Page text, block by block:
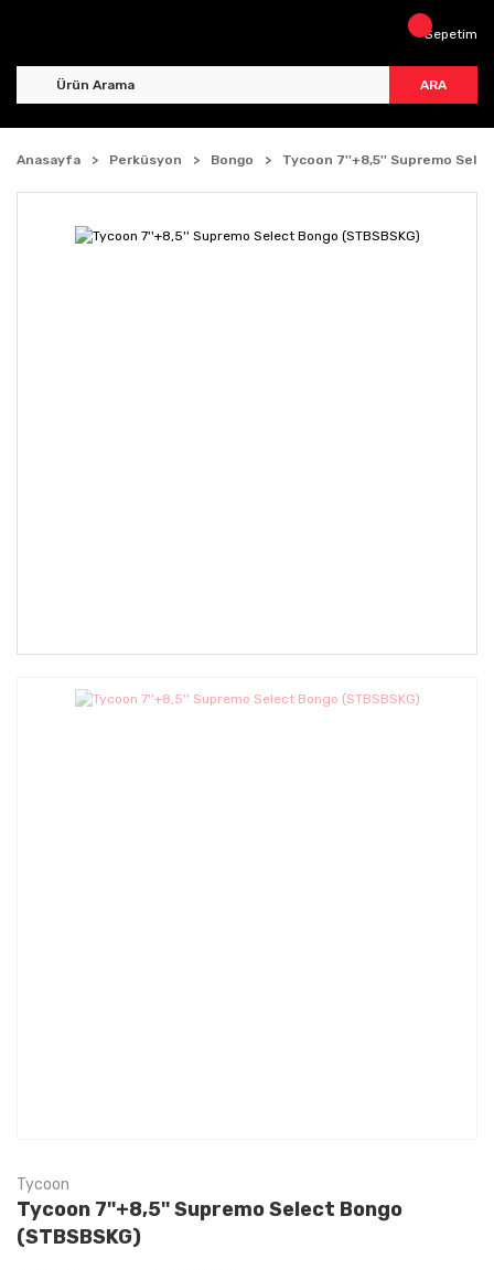
ARA
Sepetim
Anasayfa Perküsyon Bongo Tycoon 7''+8,5'' Supremo
Tycoon
Tycoon 7''+8,5'' Supremo Select Bongo
(STBSBSKG)